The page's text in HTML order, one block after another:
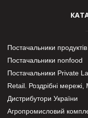
Постачальники
Постачальники nonfood
Постачальники Private
Retail. Роздрібні мережі,
Дистрибутори України
Агропромисловий